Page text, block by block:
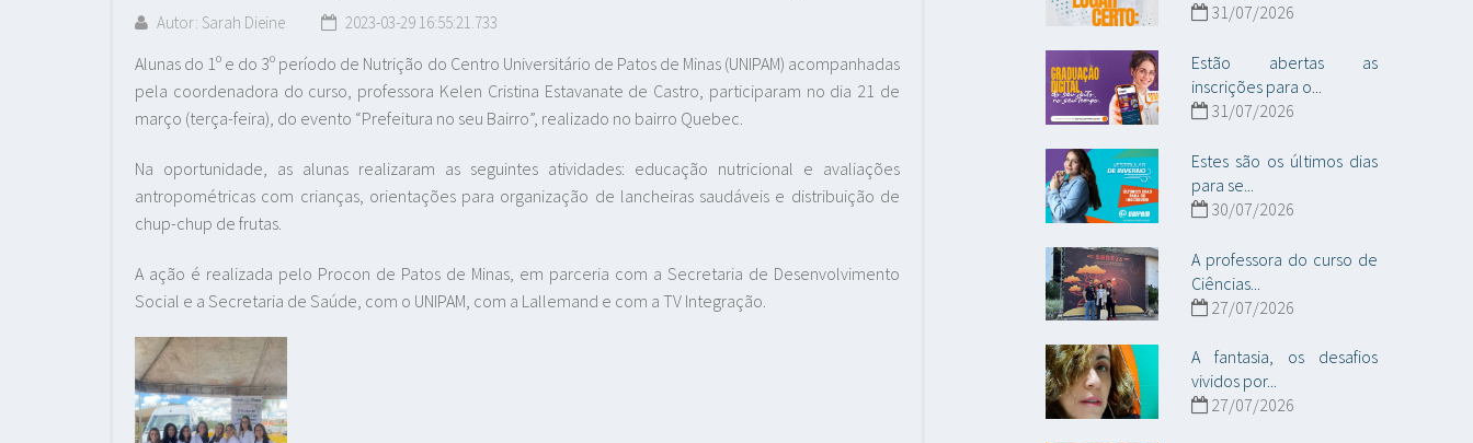
Autor: Sarah Dieine 2023-03-29 16:55:21.733
Alunas do 1º e do 3º período de Nutrição do Centro Universitário de Patos de Minas (UNIPAM) acompanhadas
pela coordenadora do curso, professora Kelen Cristina Estavanate de Castro, participaram no dia 21 de
março (terça-feira), do evento “Prefeitura no seu Bairro”, realizado no bairro Quebec.
Na oportunidade, as alunas realizaram as seguintes atividades: educação nutricional e avaliações
antropométricas com crianças, orientações para organização de lancheiras saudáveis e distribuição de
chup-chup de frutas.
A ação é realizada pelo Procon de Patos de Minas, em parceria com a Secretaria de Desenvolvimento
Social e a Secretaria de Saúde, com o UNIPAM, com a Lallemand e com a TV Integração.
31/07/2026
Estão abertas as
inscrições para o...
31/07/2026
Estes são os últimos dias
para se...
30/07/2026
A professora do curso de
Ciências...
27/07/2026
A fantasia, os desafios
vividos por...
27/07/2026